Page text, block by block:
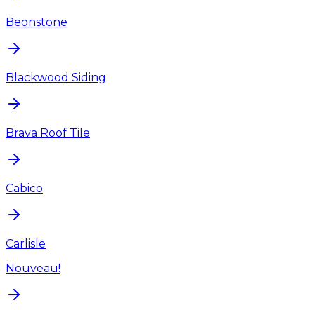
Beonstone
Blackwood Siding
Brava Roof Tile
Cabico
Carlisle
Nouveau!